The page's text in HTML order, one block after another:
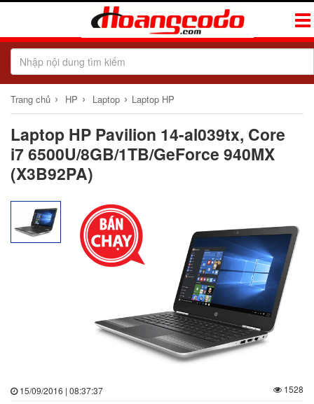
Trang chủ › HP › Laptop › Laptop HP
Laptop HP Pavilion 14-al039tx, Core
i7 6500U/8GB/1TB/GeForce 940MX
(X3B92PA)
15/09/2016 | 08:37:37 1528